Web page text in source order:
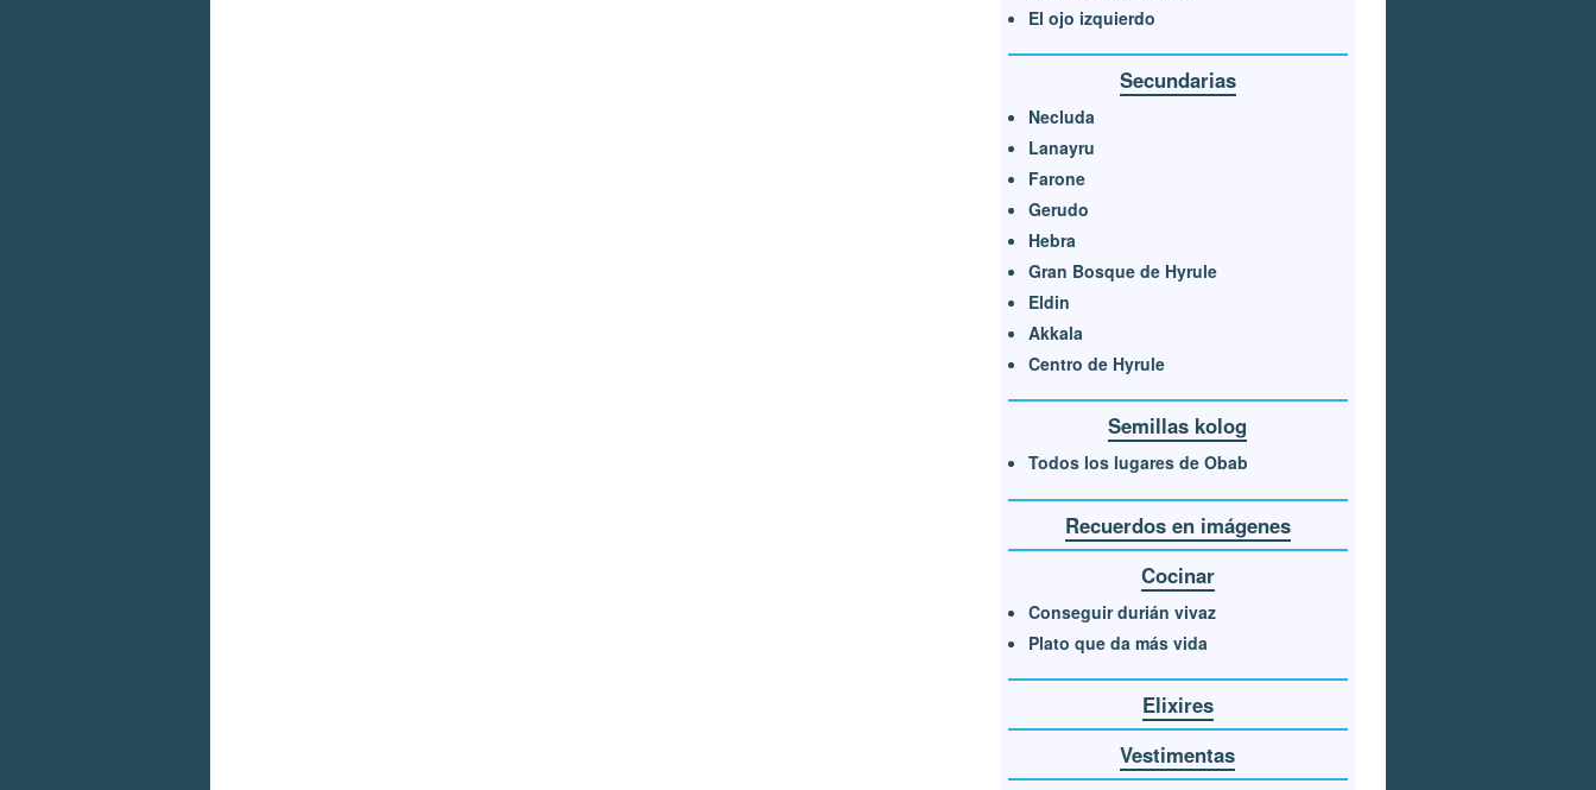
El ojo izquierdo
Secundarias
Necluda
Lanayru
Farone
Gerudo
Hebra
Gran Bosque de Hyrule
Eldin
Akkala
Centro de Hyrule
Semillas kolog
Todos los lugares de Obab
Recuerdos en imágenes
Cocinar
Conseguir durián vivaz
Plato que da más vida
Elixires
Vestimentas